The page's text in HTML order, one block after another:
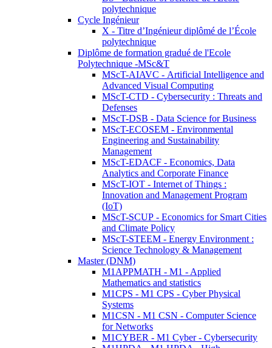
polytechnique
Cycle Ingénieur
X - Titre d’Ingénieur diplômé de l’École
polytechnique
Diplôme de formation gradué de l'Ecole
Polytechnique -MSc&T
MScT-AIAVC - Artificial Intelligence and
Advanced Visual Computing
MScT-CTD - Cybersecurity : Threats and
Defenses
MScT-DSB - Data Science for Business
MScT-ECOSEM - Environmental
Engineering and Sustainability
Management
MScT-EDACF - Economics, Data
Analytics and Corporate Finance
MScT-IOT - Internet of Things :
Innovation and Management Program
(IoT)
MScT-SCUP - Economics for Smart Cities
and Climate Policy
MScT-STEEM - Energy Environment :
Science Technology & Management
Master (DNM)
M1APPMATH - M1 - Applied
Mathematics and statistics
M1CPS - M1 CPS - Cyber Physical
Systems
M1CSN - M1 CSN - Computer Science
for Networks
M1CYBER - M1 Cyber - Cybersecurity